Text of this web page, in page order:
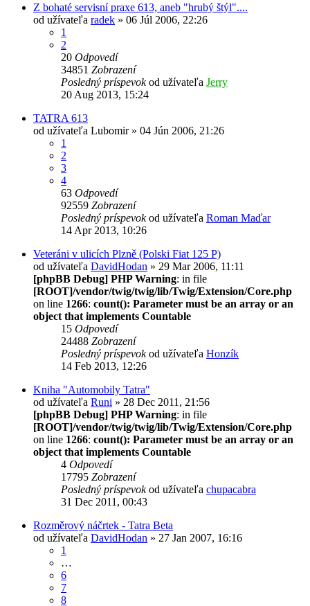
Z bohaté servisní praxe 613, aneb "hrubý štýl"....
od užívateľa radek » 06 Júl 2006, 22:26
1
2
20 Odpovedí
34851 Zobrazení
Posledný príspevokod užívateľa Jerry
20 Aug 2013, 15:24
TATRA 613
od užívateľa Lubomir» 04 Jún 2006, 21:26
1
2
3
4
63 Odpovedí
92559 Zobrazení
Posledný príspevokod užívateľa Roman Maďar
14 Apr 2013, 10:26
Veteráni v ulicích Plzně (Polski Fiat 125 P)
od užívateľa DavidHodan » 29 Mar 2006, 11:11
[phpBB Debug] PHP Warning: in file
[ROOT]/vendor/twig/twig/lib/Twig/Extension/Core.php
on line 1266: count(): Parameter must be an array or an
object that implements Countable
15 Odpovedí
24488 Zobrazení
Posledný príspevokod užívateľa Honzík
14 Feb 2013, 12:26
Kniha "Automobily Tatra"
od užívateľa Runi » 28 Dec 2011, 21:56
[phpBB Debug] PHP Warning: in file
[ROOT]/vendor/twig/twig/lib/Twig/Extension/Core.php
on line 1266: count(): Parameter must be an array or an
object that implements Countable
4 Odpovedí
17795 Zobrazení
Posledný príspevokod užívateľa chupacabra
31 Dec 2011, 00:43
Rozměrový náčrtek - Tatra Beta
od užívateľa DavidHodan » 27 Jan 2007, 16:16
1
…
6
7
8